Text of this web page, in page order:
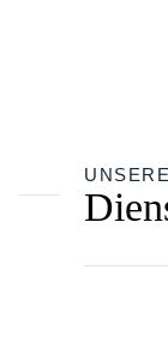
UNSERE